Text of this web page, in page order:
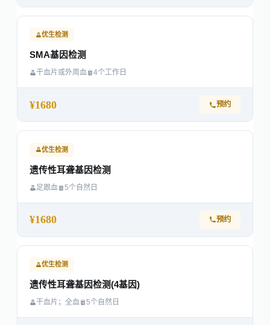
优生检测
SMA基因检测
干血片或外周血 4个工作日
¥1680 预约
优生检测
遗传性耳聋基因检测
足跟血 5个自然日
¥1680 预约
优生检测
遗传性耳聋基因检测(4基因)
干血片；全血 5个自然日